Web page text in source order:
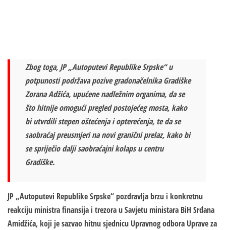
Zbog toga, JP „Autoputevi Republike Srpske“ u
potpunosti podržava pozive gradonačelnika Gradiške
Zorana Adžića, upućene nadležnim organima, da se
što hitnije omogući pregled postojećeg mosta, kako
bi utvrdili stepen oštećenja i opterećenja, te da se
saobraćaj preusmjeri na novi granični prelaz, kako bi
se spriječio dalji saobraćajni kolaps u centru
Gradiške.
JP „Autoputevi Republike Srpske“ pozdravlja brzu i konkretnu
reakciju ministra finansija i trezora u Savjetu ministara BiH Srđana
Amidžića, koji je sazvao hitnu sjednicu Upravnog odbora Uprave za